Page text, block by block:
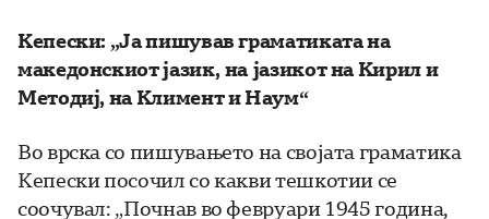
Кепески: „Ја пишував граматиката на
македонскиот јазик, на јазикот на Кирил и
Методиј, на Климент и Наум“
Во врска со пишувањето на својата граматика
Кепески посочил со какви тешкотии се
соочувал: „Почнав во февруари 1945 година,